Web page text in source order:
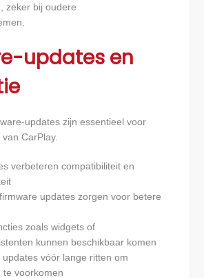
zeker bij oudere
updates en
updates zijn essentieel voor
CarPlay.
verbeteren compatibiliteit en
updates zorgen voor betere
zoals widgets of
kunnen beschikbaar komen
vóór lange ritten om
te voorkomen